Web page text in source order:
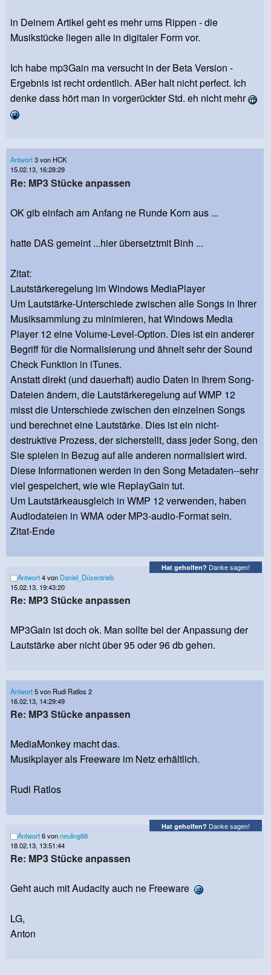
in Deinem Artikel geht es mehr ums Rippen - die
Musikstücke liegen alle in digitaler Form vor.
Ich habe mp3Gain ma versucht in der Beta Version -
Ergebnis ist recht ordentlich. ABer halt nicht perfect. Ich
denke dass hört man in vorgerückter Std. eh nicht mehr
Antwort3 von HCK
15.02.13, 16:28:29
Re: MP3 Stücke anpassen
OK gib einfach am Anfang ne Runde Korn aus ...
hatte DAS gemeint ...hier übersetztmit Binh ...
Zitat:
Lautstärkeregelung im Windows MediaPlayer
Um Lautstärke-Unterschiede zwischen alle Songs in Ihrer
Musiksammlung zu minimieren, hat Windows Media
Player 12 eine Volume-Level-Option. Dies ist ein anderer
Begriff für die Normalisierung und ähnelt sehr der Sound
Check Funktion in iTunes.
Anstatt direkt (und dauerhaft) audio Daten in Ihrem Song-
Dateien ändern, die Lautstärkeregelung auf WMP 12
misst die Unterschiede zwischen den einzelnen Songs
und berechnet eine Lautstärke. Dies ist ein nicht-
destruktive Prozess, der sicherstellt, dass jeder Song, den
Sie spielen in Bezug auf alle anderen normalisiert wird.
Diese Informationen werden in den Song Metadaten--sehr
viel gespeichert, wie wie ReplayGain tut.
Um Lautstärkeausgleich in WMP 12 verwenden, haben
Audiodateien in WMA oder MP3-audio-Format sein.
Zitat-Ende
Hat geholfen? Danke sagen!
Antwort4 von Daniel_Düsentrieb
15.02.13, 19:43:20
Re: MP3 Stücke anpassen
MP3Gain ist doch ok. Man sollte bei der Anpassung der
Lautstärke aber nicht über 95 oder 96 db gehen.
Antwort5 von Rudi Ratlos 2
16.02.13, 14:29:49
Re: MP3 Stücke anpassen
MediaMonkey macht das.
Musikplayer als Freeware im Netz erhältlich.
Rudi Ratlos
Hat geholfen? Danke sagen!
Antwort6 vonneuling88
18.02.13, 13:51:44
Re: MP3 Stücke anpassen
Geht auch mit Audacity auch ne Freeware
LG,
Anton